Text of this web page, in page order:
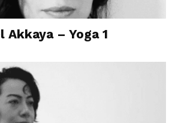
Akkaya – Yoga 1